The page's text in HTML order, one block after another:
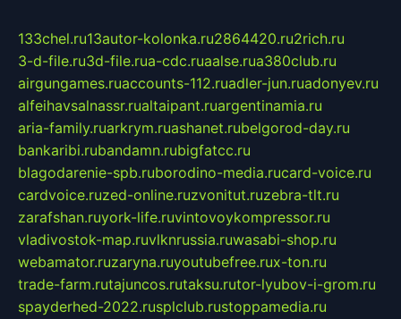
133chel.ru13autor-kolonka.ru2864420.ru2rich.ru
3-d-file.ru3d-file.rua-cdc.ruaalse.rua380club.ru
airgungames.ruaccounts-112.ruadler-jun.ruadonyev.ru
alfeihavsalnassr.rualtaipant.ruargentinamia.ru
aria-family.ruarkrym.ruashanet.rubelgorod-day.ru
bankaribi.rubandamn.rubigfatcc.ru
blagodarenie-spb.ruborodino-media.rucard-voice.ru
cardvoice.ruzed-online.ruzvonitut.ruzebra-tlt.ru
zarafshan.ruyork-life.ruvintovoykompressor.ru
vladivostok-map.ruvlknrussia.ruwasabi-shop.ru
webamator.ruzaryna.ruyoutubefree.rux-ton.ru
trade-farm.rutajuncos.rutaksu.rutor-lyubov-i-grom.ru
spayderhed-2022.rusplclub.rustoppamedia.ru